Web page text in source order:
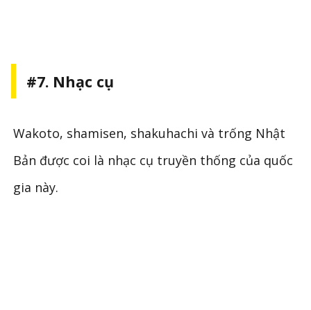
#7. Nhạc cụ
Wakoto, shamisen, shakuhachi và trống Nhật
Bản được coi là nhạc cụ truyền thống của quốc
gia này.